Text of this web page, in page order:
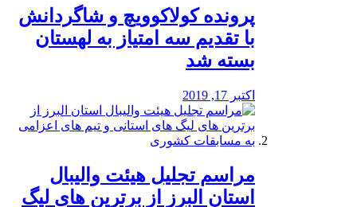
پرونده کولاکوویچ و شاگردانش
با تقدیم سه امتیاز به لهستان
بسته شد
اکتبر 17, 2019
مراسم تجلیل هیئت والیبال
استان البرز از برترین های لیگ